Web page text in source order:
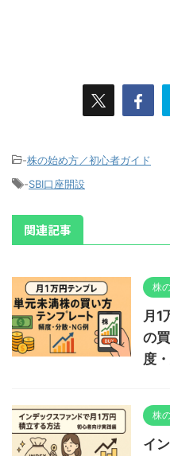
-株の始め方／初心者ガイド
-SBI口座開設
関連記事
株
月1
の
度
株
イ